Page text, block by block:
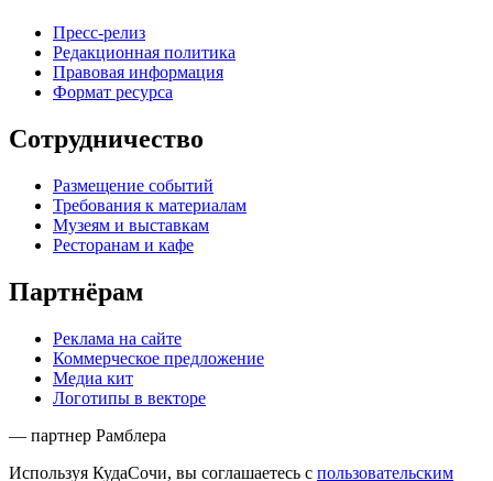
Пресс-релиз
Редакционная политика
Правовая информация
Формат ресурса
Сотрудничество
Размещение событий
Требования к материалам
Музеям и выставкам
Ресторанам и кафе
Партнёрам
Реклама на сайте
Коммерческое предложение
Медиа кит
Логотипы в векторе
— партнер Рамблера
Используя КудаСочи, вы соглашаетесь с пользовательским